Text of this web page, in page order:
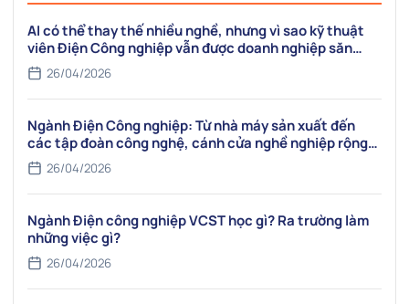
AI có thể thay thế nhiều nghề, nhưng vì sao kỹ thuật
viên Điện Công nghiệp vẫn được doanh nghiệp săn
đón?26/04/2026
Ngành Điện Công nghiệp: Từ nhà máy sản xuất đến
các tập đoàn công nghệ, cánh cửa nghề nghiệp rộng
mở26/04/2026
Ngành Điện công nghiệp VCST học gì? Ra trường làm
những việc gì?
26/04/2026